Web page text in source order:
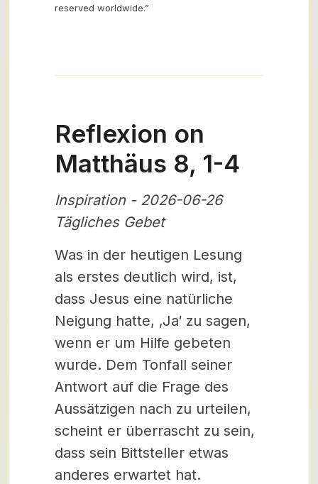
reserved worldwide.”
Reflexion on
Matthäus 8, 1-4
Inspiration - 2026-06-26
Tägliches Gebet
Was in der heutigen Lesung
als erstes deutlich wird, ist,
dass Jesus eine natürliche
Neigung hatte, ‚Ja‘ zu sagen,
wenn er um Hilfe gebeten
wurde. Dem Tonfall seiner
Antwort auf die Frage des
Aussätzigen nach zu urteilen,
scheint er überrascht zu sein,
dass sein Bittsteller etwas
anderes erwartet hat.